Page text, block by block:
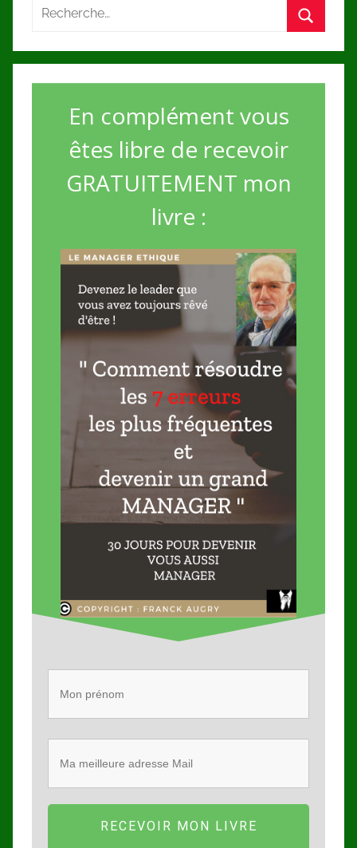
En complément vous
êtes libre de recevoir
GRATUITEMENT mon
livre :
RECEVOIR MON LIVRE